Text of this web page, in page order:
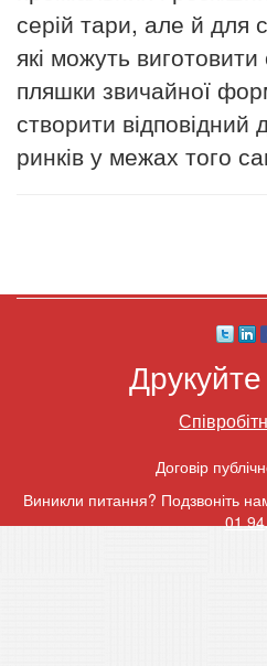
серій тари, але й для
які можуть
пляшки звичайної
створити відповідний
ринків у межах того
Договір
Виникли питання? Подзвоніть
01 94